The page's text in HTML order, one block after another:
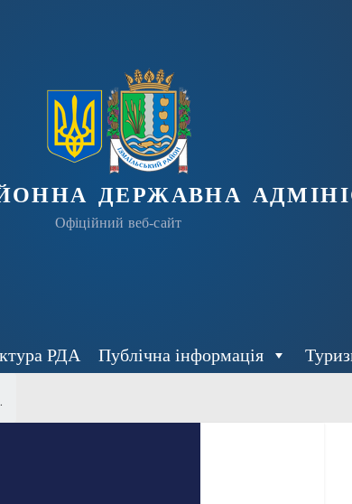
державна
Офіційний веб-сайт
РДА Публічна інформація